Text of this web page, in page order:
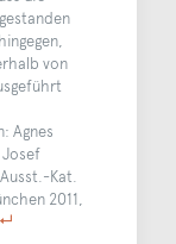
von
Agnes
Kat.
2011,